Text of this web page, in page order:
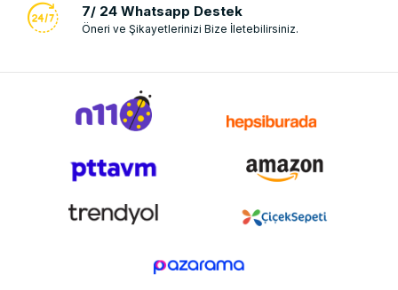
7/ 24 Whatsapp Destek
Öneri ve Şikayetlerinizi Bize İletebilirsiniz.